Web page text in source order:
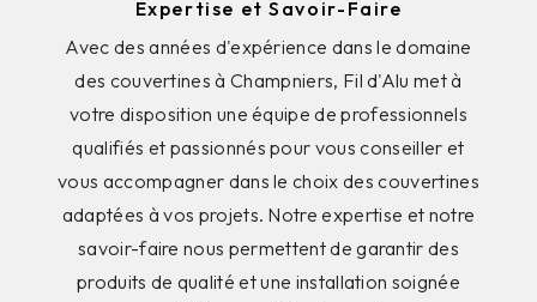
Expertise et Savoir-Faire
Avec des années d'expérience dans le domaine
des couvertines à Champniers, Fil d'Alu met à
votre disposition une équipe de professionnels
qualifiés et passionnés pour vous conseiller et
vous accompagner dans le choix des couvertines
adaptées à vos projets. Notre expertise et notre
savoir-faire nous permettent de garantir des
produits de qualité et une installation soignée